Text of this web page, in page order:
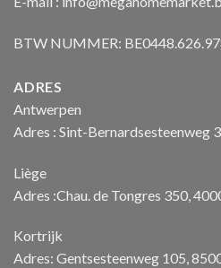
BTW NUMMER:
ADRES
Antwerpen
Adres : Sint-Bernardsesteenweg
Liège
Adres :Chau. de Tongres 350,
Kortrijk
Adres: Gentsesteenweg 105,